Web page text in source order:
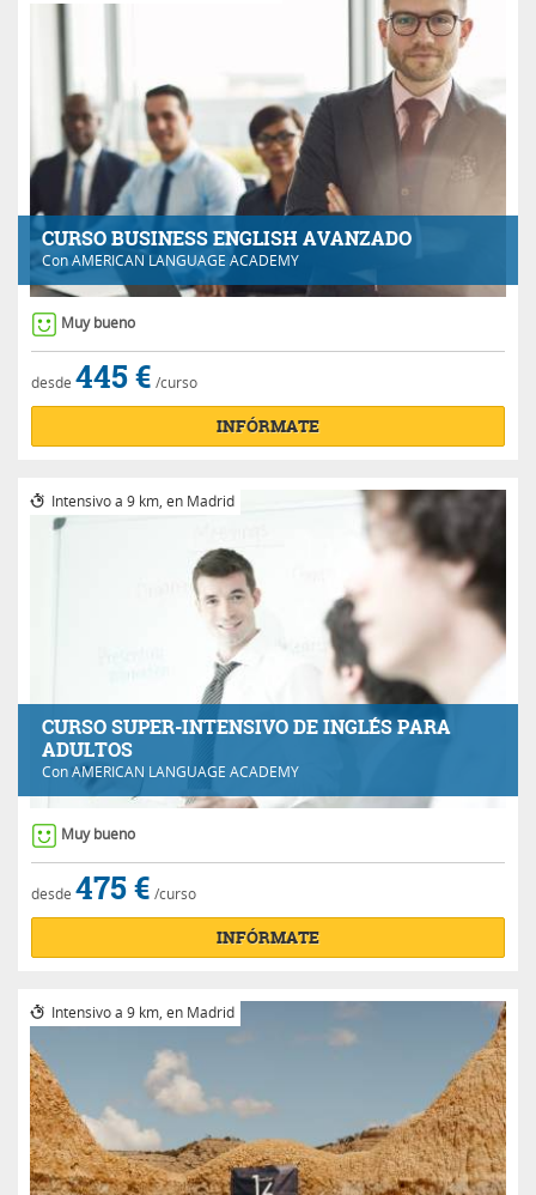
CURSO BUSINESS ENGLISH AVANZADO
ConAMERICAN LANGUAGE ACADEMY
Muy bueno
desde 445 € /curso
INFÓRMATE
CURSO SUPER-INTENSIVO DE INGLÉS PARA
ADULTOS
ConAMERICAN LANGUAGE ACADEMY
Intensivo a 9 km, en Madrid
Muy bueno
desde 475 € /curso
INFÓRMATE
Intensivo a 9 km, en Madrid